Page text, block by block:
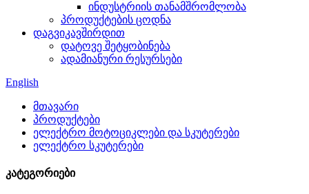
ინდუსტრიის თანამშრომლობა
პროდუქტების ცოდნა
დაგვიკავშირდით
დატოვე შეტყობინება
ადამიანური რესურსები
English
მთავარი
პროდუქტები
ელექტრო მოტოციკლები და სკუტერები
ელექტრო სკუტერები
კატეგორიები